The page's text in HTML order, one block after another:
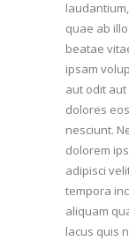
quae ab
beatae
ipsam
aut odit
dolores
nesciunt.
dolorem
adipisci
tempora
aliquam
lacus quis